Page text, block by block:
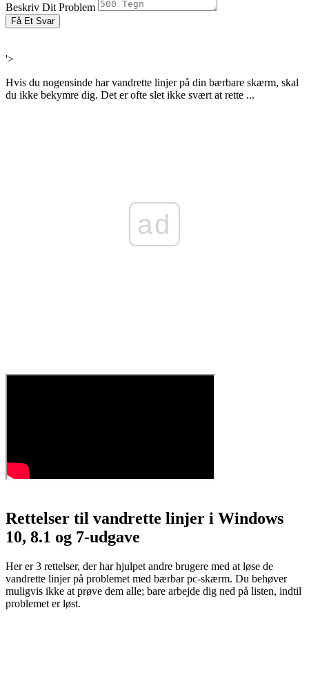
Beskriv Dit Problem
Få Et Svar
'>
Hvis du nogensinde har vandrette linjer på din bærbare skærm, skal
du ikke bekymre dig. Det er ofte slet ikke svært at rette ...
ad
Rettelser til vandrette linjer i Windows
10, 8.1 og 7-udgave
Her er 3 rettelser, der har hjulpet andre brugere med at løse de
vandrette linjer på problemet med bærbar pc-skærm. Du behøver
muligvis ikke at prøve dem alle; bare arbejde dig ned på listen, indtil
problemet er løst.